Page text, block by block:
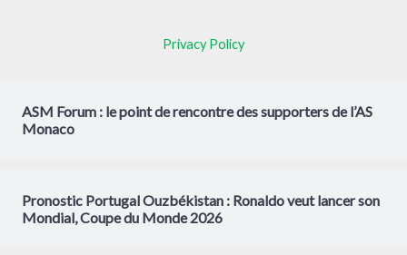
Privacy Policy
ASM Forum : le point de rencontre des supporters de l’AS
Monaco
Pronostic Portugal Ouzbékistan : Ronaldo veut lancer son
Mondial, Coupe du Monde 2026